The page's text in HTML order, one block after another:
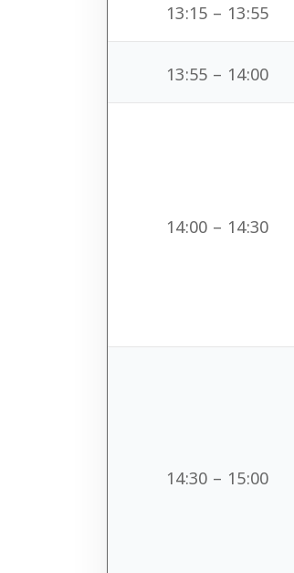
13:15 – 13:55
13:55 – 14:00
14:00 – 14:30
14:30 – 15:00